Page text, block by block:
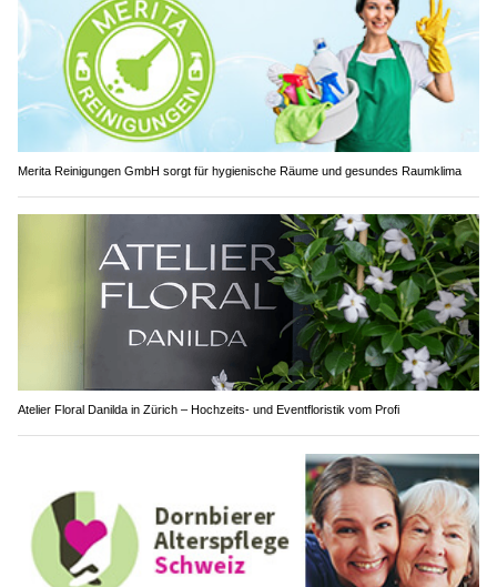
Merita Reinigungen GmbH sorgt für hygienische Räume und gesundes Raumklima
Atelier Floral Danilda in Zürich – Hochzeits- und Eventfloristik vom Profi